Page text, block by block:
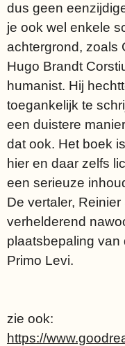
dus geen
je ook wel enkele
achtergrond, zoals
Hugo Brandt
humanist. Hij
toegankelijk te
een duistere
dat ook. Het boek
hier en daar zelfs
een serieuze
De vertaler,
verhelderend
plaatsbepaling van
Primo Levi.
zie ook:
https://